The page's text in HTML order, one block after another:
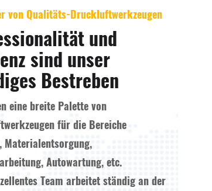
von Qualitäts-Druckluftwerkzeugen
und
sind unser
Bestreben
eine breite Palette von
für die Bereiche
Materialentsorgung,
Autowartung, etc.
Team arbeitet ständig an der